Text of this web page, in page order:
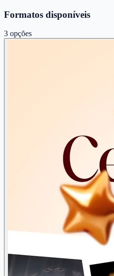
Formatos disponíveis
3 opções